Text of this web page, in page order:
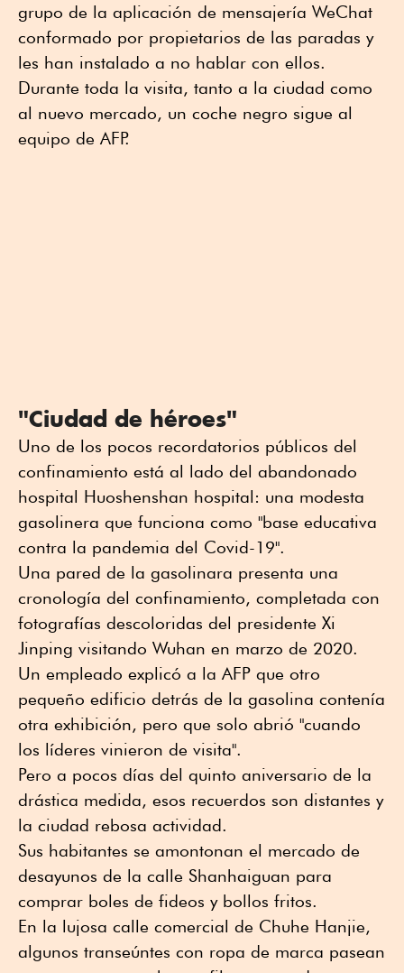
grupo de la aplicación de mensajería WeChat
conformado por propietarios de las paradas y
les han instalado a no hablar con ellos.
Durante toda la visita, tanto a la ciudad como
al nuevo mercado, un coche negro sigue al
equipo de AFP.
"Ciudad de héroes"
Uno de los pocos recordatorios públicos del
confinamiento está al lado del abandonado
hospital Huoshenshan hospital: una modesta
gasolinera que funciona como "base educativa
contra la pandemia del Covid-19".
Una pared de la gasolinara presenta una
cronología del confinamiento, completada con
fotografías descoloridas del presidente Xi
Jinping visitando Wuhan en marzo de 2020.
Un empleado explicó a la AFP que otro
pequeño edificio detrás de la gasolina contenía
otra exhibición, pero que solo abrió "cuando
los líderes vinieron de visita".
Pero a pocos días del quinto aniversario de la
drástica medida, esos recuerdos son distantes y
la ciudad rebosa actividad.
Sus habitantes se amontonan el mercado de
desayunos de la calle Shanhaiguan para
comprar boles de fideos y bollos fritos.
En la lujosa calle comercial de Chuhe Hanjie,
algunos transeúntes con ropa de marca pasean